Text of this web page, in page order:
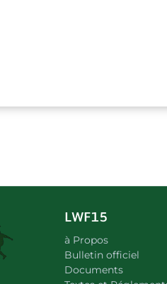
LWF15
à Propos
Bulletin officiel
Documents